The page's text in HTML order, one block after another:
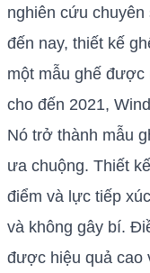
nghiên cứu
đến nay, thiết kế
một mẫu ghế
cho đến 2021,
Nó trở thành mẫu
ưa chuộng. Thiết
điểm và lực tiếp
và không gây bí.
được hiệu quả cao